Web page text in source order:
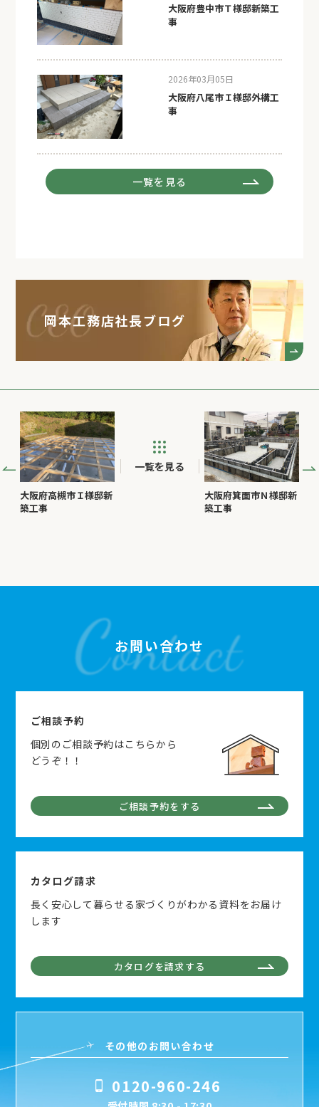
大阪府豊中市Ｔ様邸新築工
事
2026年03月05日
大阪府八尾市Ｉ様邸外構工
事
一覧を見る
岡本工務店社長ブログ
大阪府高槻市Ｉ様邸新
築工事
一覧を見る
大阪府箕面市Ｎ様邸新
築工事
お問い合わせ
ご相談予約
個別のご相談予約はこちらから
どうぞ！！
ご相談予約をする
カタログ請求
長く安心して暮らせる家づくりがわかる資料をお届け
します
カタログを請求する
その他のお問い合わせ
0120-960-246